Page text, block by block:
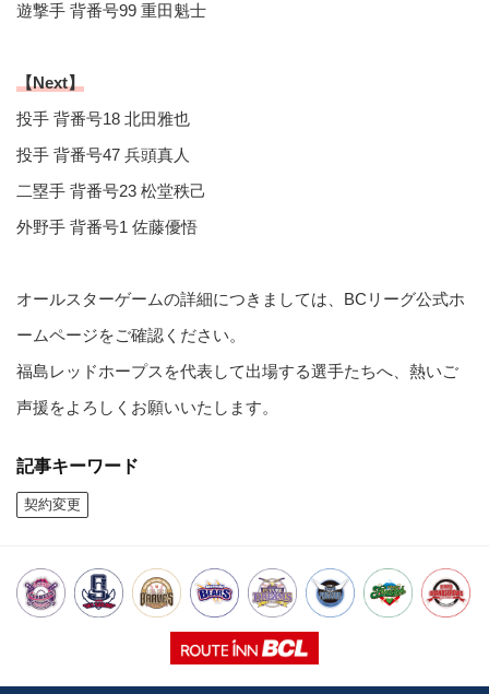
遊撃手 背番号99 重田魁士
【Next】
投手 背番号18 北田雅也
投手 背番号47 兵頭真人
二塁手 背番号23 松堂秩己
外野手 背番号1 佐藤優悟
オールスターゲームの詳細につきましては、BCリーグ公式ホ
ームページをご確認ください。
福島レッドホープスを代表して出場する選手たちへ、熱いご
声援をよろしくお願いいたします。
記事キーワード
契約変更